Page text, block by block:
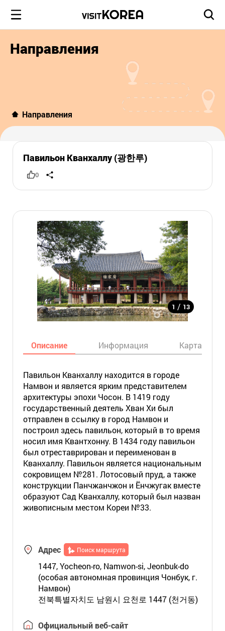
Направления
Направления
Павильон Кванхаллу (광한루)
0
1 / 13
Описание Информация Карта
Павильон Кванхаллу находится в городе
Намвон и является ярким представителем
архитектуры эпохи Чосон. В 1419 году
государственный деятель Хван Хи был
отправлен в ссылку в город Намвон и
построил здесь павильон, который в то время
носил имя Квантхонну. В 1434 году павильон
был отреставрирован и переименован в
Кванхаллу. Павильон является национальным
сокровищем №281. Лотосовый пруд, а также
конструкции Панчжанчжон и Ёнчжугак вместе
образуют Сад Кванхаллу, который был назван
живописным местом Кореи №33.
Адрес Поиск маршрута
1447, Yocheon-ro, Namwon-si, Jeonbuk-do
(особая автономная провинция Чонбук, г.
Намвон)
전북특별자치도 남원시 요천로 1447 (천거동)
Официальный веб-сайт